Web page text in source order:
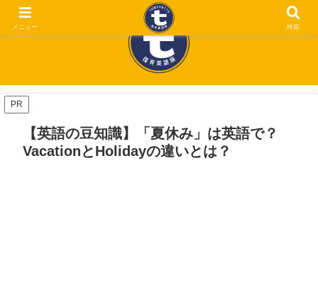
PR
【英語の豆知識】「夏休み」は英語で？
VacationとHolidayの違いとは？
メニュー 検索